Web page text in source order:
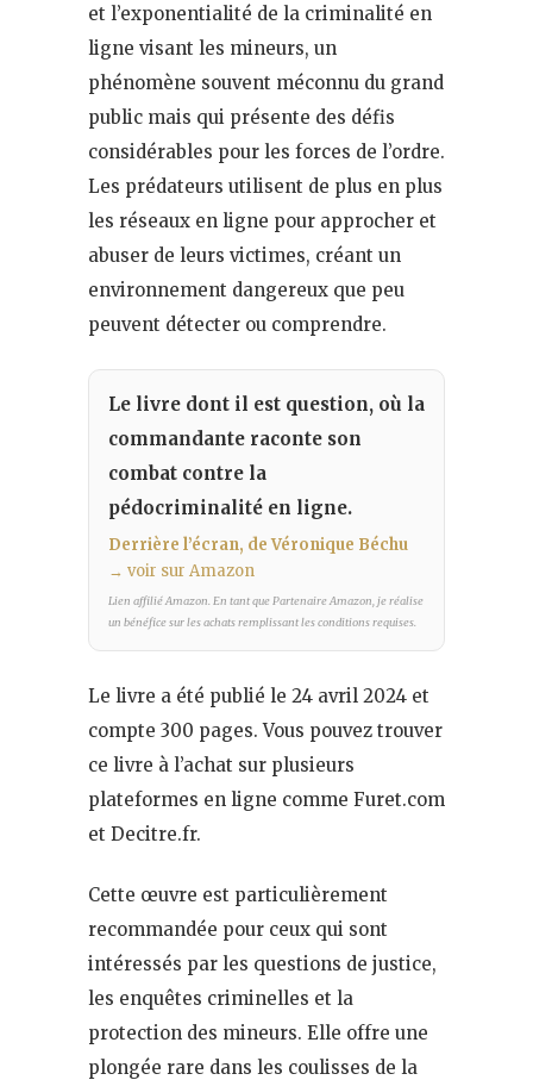
et l’exponentialité de la criminalité en
ligne visant les mineurs, un
phénomène souvent méconnu du grand
public mais qui présente des défis
considérables pour les forces de l’ordre.
Les prédateurs utilisent de plus en plus
les réseaux en ligne pour approcher et
abuser de leurs victimes, créant un
environnement dangereux que peu
peuvent détecter ou comprendre.
Le livre dont il est question, où la
commandante raconte son
combat contre la
pédocriminalité en ligne.
Derrière l’écran, de Véronique Béchu
→ voir sur Amazon
Lien affilié Amazon. En tant que Partenaire Amazon, je réalise
un bénéfice sur les achats remplissant les conditions requises.
Le livre a été publié le 24 avril 2024 et
compte 300 pages. Vous pouvez trouver
ce livre à l’achat sur plusieurs
plateformes en ligne comme Furet.com
et Decitre.fr.
Cette œuvre est particulièrement
recommandée pour ceux qui sont
intéressés par les questions de justice,
les enquêtes criminelles et la
protection des mineurs. Elle offre une
plongée rare dans les coulisses de la